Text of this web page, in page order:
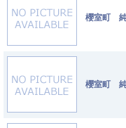
櫻室町
櫻室町